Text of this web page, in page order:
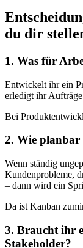
du dir
1. Was für
Entwickelt ihr ein
erledigt ihr
Bei
2. Wie planbar
Wenn ständig
Kundenprobleme,
– dann wird ein
Da ist Kanban
3. Braucht ihr
Stakeholder?